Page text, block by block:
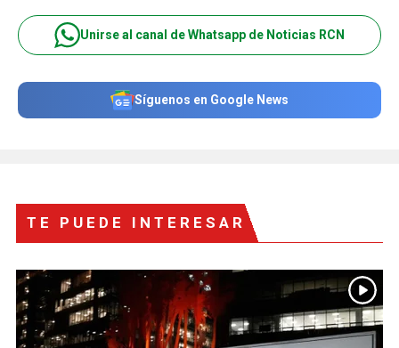
Unirse al canal de Whatsapp de Noticias RCN
Síguenos en Google News
TE PUEDE INTERESAR